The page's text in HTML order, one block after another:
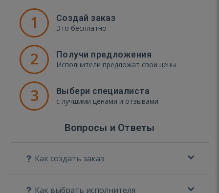
1 Создай заказ
Это бесплатно
2 Получи предложения
Исполнители предложат свои цены
3 Выбери специалиста
с лучшими ценами и отзывами
Вопросы и Ответы
Как создать заказ
Как выбрать исполнителя